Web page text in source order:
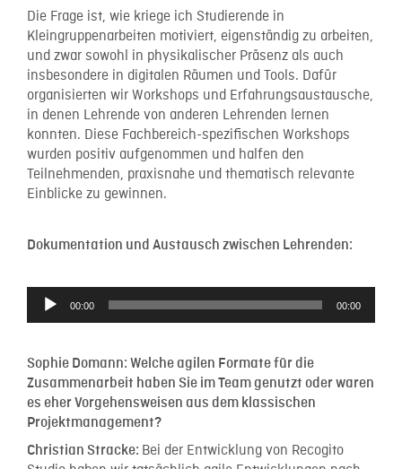
Die Frage ist, wie kriege ich Studierende in
Kleingruppenarbeiten motiviert, eigenständig zu arbeiten,
und zwar sowohl in physikalischer Präsenz als auch
insbesondere in digitalen Räumen und Tools. Dafür
organisierten wir Workshops und Erfahrungsaustausche,
in denen Lehrende von anderen Lehrenden lernen
konnten. Diese Fachbereich-spezifischen Workshops
wurden positiv aufgenommen und halfen den
Teilnehmenden, praxisnahe und thematisch relevante
Einblicke zu gewinnen.
Dokumentation und Austausch zwischen Lehrenden:
Audio-
Player
00:00 00:00
Sophie Domann: Welche agilen Formate für die
Zusammenarbeit haben Sie im Team genutzt oder waren
es eher Vorgehensweisen aus dem klassischen
Projektmanagement?
Christian Stracke: Bei der Entwicklung von Recogito